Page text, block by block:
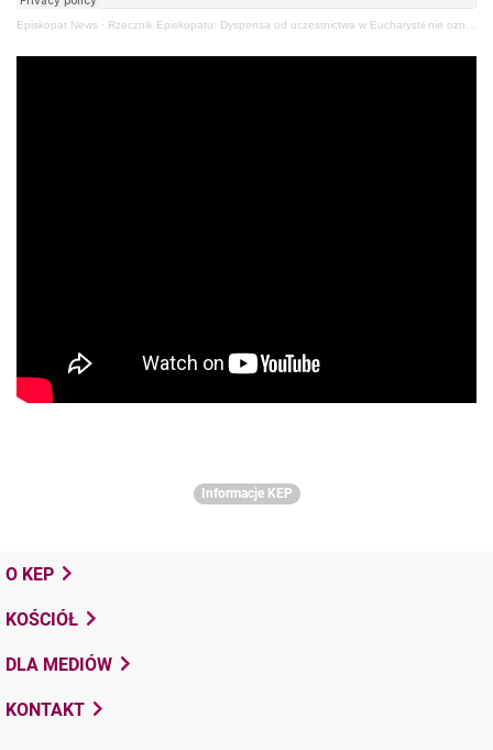
Episkopat News · Rzecznik Episkopatu: Dyspensa od uczestnictwa w Eucharystii nie oznacza zakazu pójścia na Mszę
Informacje KEP
O KEP
KOŚCIÓŁ
DLA MEDIÓW
KONTAKT